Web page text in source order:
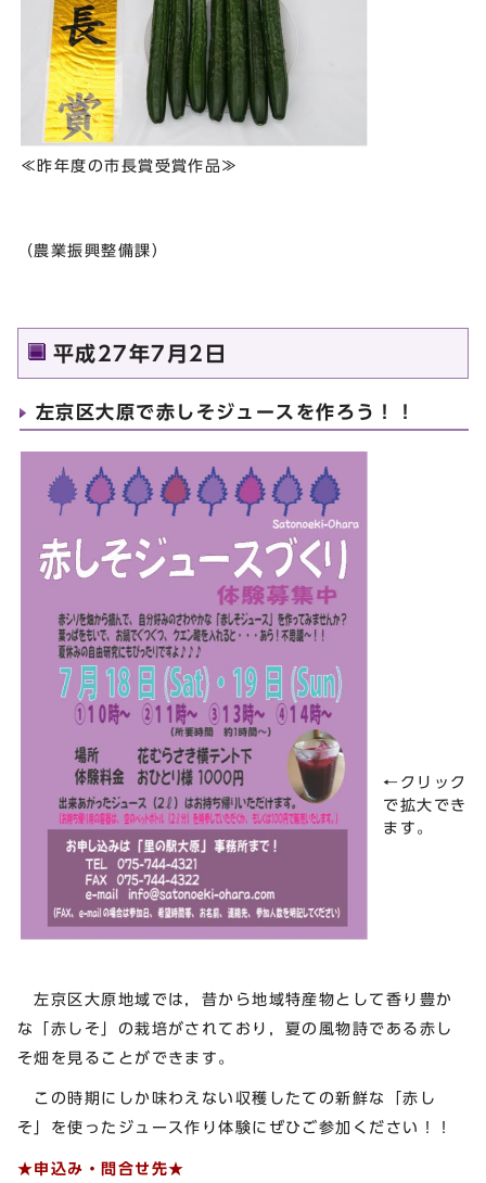
≪昨年度の市長賞受賞作品≫
（農業振興整備課）
平成27年7月2日
左京区大原で赤しそジュースを作ろう！！
←クリック
で拡大でき
ます。
左京区大原地域では，昔から地域特産物として香り豊か
な「赤しそ」の栽培がされており，夏の風物詩である赤し
そ畑を見ることができます。
この時期にしか味わえない収穫したての新鮮な「赤し
そ」を使ったジュース作り体験にぜひご参加ください！！
★申込み・問合せ先★